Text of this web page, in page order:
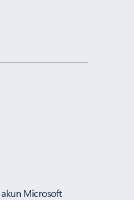
akun Microsoft